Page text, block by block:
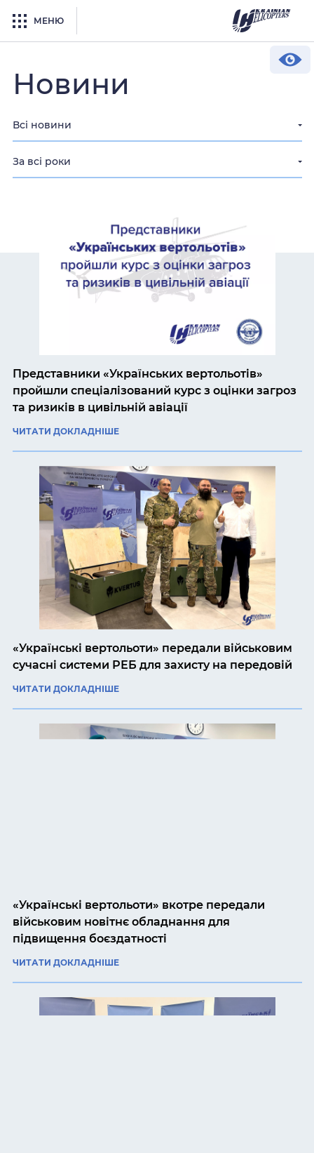
МЕНЮ
Новини
Всі новини
За всі роки
Представники «Українських вертольотів»
пройшли спеціалізований курс з оцінки загроз
та ризиків в цивільній авіації
ЧИТАТИ ДОКЛАДНІШЕ
«Українські вертольоти» передали військовим
сучасні системи РЕБ для захисту на передовій
ЧИТАТИ ДОКЛАДНІШЕ
«Українські вертольоти» вкотре передали
військовим новітнє обладнання для
підвищення боєздатності
ЧИТАТИ ДОКЛАДНІШЕ